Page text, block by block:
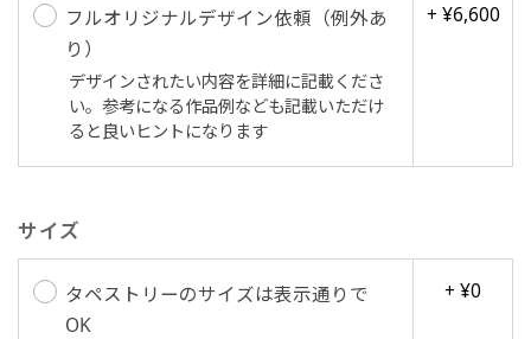
フルオリジナルデザイン依頼（例外あ
り）
デザインされたい内容を詳細に記載くださ
い。参考になる作品例なども記載いただけ
ると良いヒントになります
+ ¥6,600
サイズ
タペストリーのサイズは表示通りで
OK
+ ¥0
Aバナー(60x180)
Aバナーは三角の形状を利用することでA面B面2
す。
A面B面のデザイン変化を楽しんでお客様にアピ
ールするもよし、両面同じデザインでアピールす
るもよしです！
自由入力(180x60以内)
お好みのサイズで縦幕・横幕の作成が可能です。
あんな場所こんな場所お好みのサイズでお好みの
幕の製作をお楽しみください
（※cm単位での指定でおねがいいたします。）